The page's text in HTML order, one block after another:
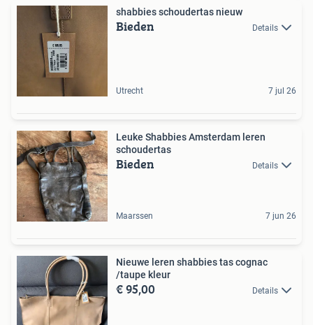
shabbies schoudertas nieuw
Bieden Details
Utrecht 7 jul 26
Leuke Shabbies Amsterdam leren
schoudertas
Bieden Details
Maarssen 7 jun 26
Nieuwe leren shabbies tas cognac
/taupe kleur
€ 95,00 Details